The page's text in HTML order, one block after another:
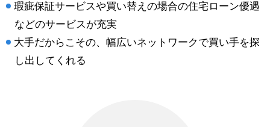
瑕疵保証サービスや買い替えの場合の住宅ローン優遇
などのサービスが充実
大手だからこその、幅広いネットワークで買い手を探
し出してくれる